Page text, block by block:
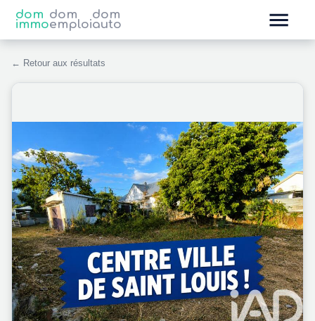
dom
immo
dom
emploi
dom
auto
← Retour aux résultats